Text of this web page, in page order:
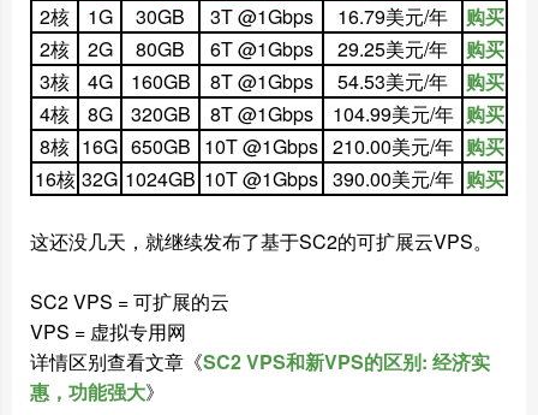
2核
1G 30GB 3T @1Gbps 16.79美元/年
购买
2核
2G 80GB 6T @1Gbps 29.25美元/年
购买
3核
4G 160GB 8T @1Gbps 54.53美元/年
购买
4核
8G 320GB 8T @1Gbps 104.99美元/年 购买
8核 16G 650GB 10T @1Gbps 210.00美元/年 购买
16核 32G 1024GB 10T @1Gbps 390.00美元/年 购买
这还没几天，就继续发布了基于SC2的可扩展云VPS。
SC2 VPS = 可扩展的云
VPS = 虚拟专用网
详情区别查看文章《SC2 VPS和新VPS的区别: 经济实
惠，功能强大》